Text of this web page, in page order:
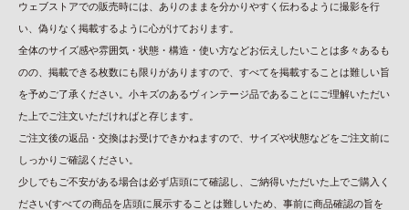
ウェブストアでの販売時には、ありのままを分かりやすく伝わるように撮影を行
い、偽りなく掲載するように心がけております。
全体のサイズ感や雰囲気・状態・構造・使い方などお伝えしたいことは多々あるも
のの、掲載できる枚数にも限りがありますので、すべてを掲載することは難しい旨
を予めご了承ください。小キズのあるヴィンテージ品であることにご理解いただい
た上でご注文いただければと存じます。
ご注文後の返品・交換はお受けできかねますので、サイズや状態などをご注文前に
しっかりご確認ください。
少しでもご不安がある場合は必ず店頭にて確認し、ご納得いただいた上でご購入く
ださい(すべての商品を店頭に展示することは難しいため、事前に商品確認の旨を